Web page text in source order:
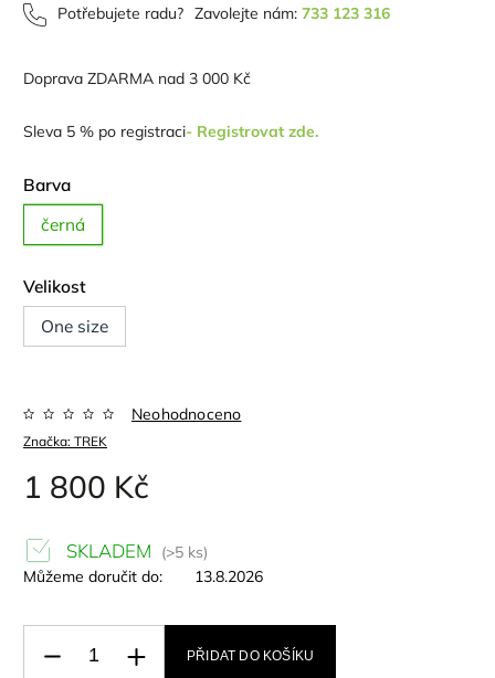
Potřebujete radu? Zavolejte nám: 733 123 316
Doprava ZDARMA nad 3 000 Kč
Sleva 5 % po registraci- Registrovat zde.
Barva
černá
Velikost
One size
Značka: TREK
Neohodnoceno
1 800 Kč
SKLADEM
(>5 ks)
Můžeme doručit do:
13.8.2026
PŘIDAT DO KOŠÍKU